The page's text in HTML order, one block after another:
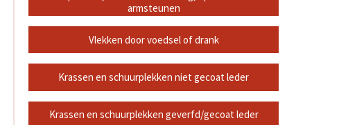
armsteunen
Vlekken door voedsel of drank
Krassen en schuurplekken niet gecoat leder
Krassen en schuurplekken geverfd/gecoat leder